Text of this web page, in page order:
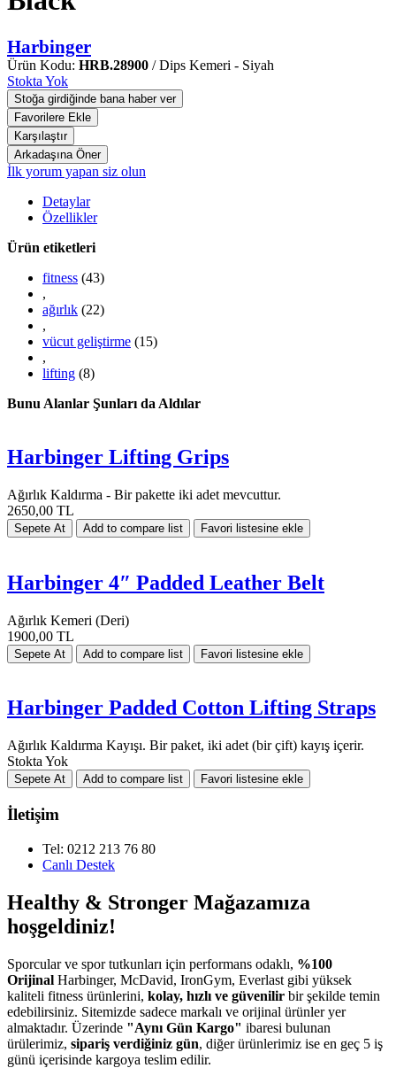
Harbinger
Ürün Kodu: HRB.28900 / Dips Kemeri - Siyah
Stokta Yok
İlk yorum yapan siz olun
Detaylar
Özellikler
Ürün etiketleri
fitness (43)
,
ağırlık (22)
,
vücut geliştirme (15)
,
lifting (8)
Bunu Alanlar Şunları da Aldılar
Harbinger Lifting Grips
Ağırlık Kaldırma - Bir pakette iki adet mevcuttur.
2650,00 TL
Harbinger 4″ Padded Leather Belt
Ağırlık Kemeri (Deri)
1900,00 TL
Harbinger Padded Cotton Lifting Straps
Ağırlık Kaldırma Kayışı. Bir paket, iki adet (bir çift) kayış içerir.
Stokta Yok
İletişim
Tel: 0212 213 76 80
Canlı Destek
Healthy & Stronger Mağazamıza
hoşgeldiniz!
Sporcular ve spor tutkunları için performans odaklı, %100
Orijinal Harbinger, McDavid, IronGym, Everlast gibi yüksek
kaliteli fitness ürünlerini, kolay, hızlı ve güvenilir bir şekilde temin
edebilirsiniz. Sitemizde sadece markalı ve orijinal ürünler yer
almaktadır. Üzerinde "Aynı Gün Kargo" ibaresi bulunan
ürülerimiz, sipariş verdiğiniz gün, diğer ürünlerimiz ise en geç 5 iş
günü içerisinde kargoya teslim edilir.